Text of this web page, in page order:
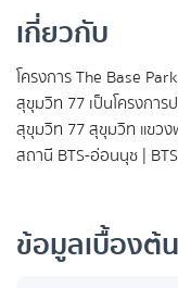
เกี่ยวกับ
โครงการ The Base
สุขุมวิท 77 เป็นโครงการ
สุขุมวิท 77 สุขุมวิท แขวง
สถานี BTS-อ่อนนุช |
ข้อมูลเบื้องต้น